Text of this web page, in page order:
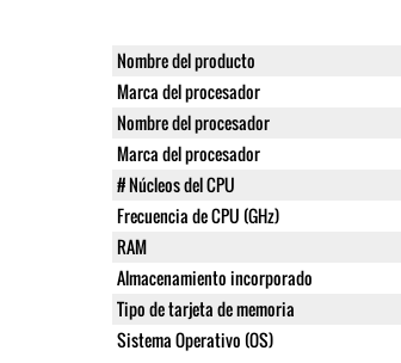
Nombre del producto
Marca del procesador
Nombre del procesador
Marca del procesador
# Núcleos del CPU
Frecuencia de CPU (GHz)
RAM
Almacenamiento incorporado
Tipo de tarjeta de memoria
Sistema Operativo (OS)